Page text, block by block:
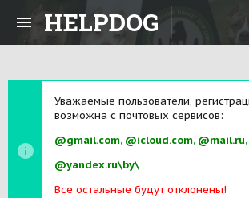
HELPDOG
Уважаемые пользователи,
возможна с почтовых сервисов:
@gmail.com, @icloud.com,
@yandex.ru\by\
Все остальные будут отклонены!